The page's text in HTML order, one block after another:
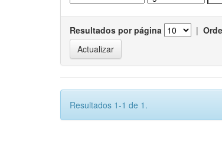
Resultados por página |
Resultados 1-1 de 1.